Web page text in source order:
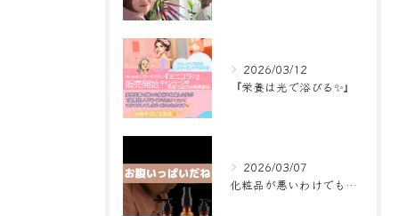
2026/03/12
『栄養は光で浴びる✨』
2026/03/07
化粧品が悪いわけでもなく